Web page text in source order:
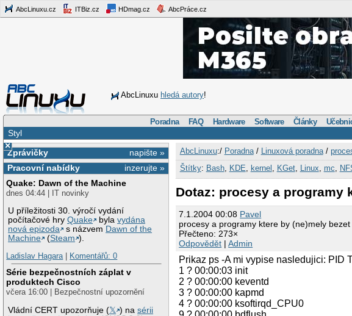
AbcLinuxu.cz ITBiz.cz HDmag.cz AbcPráce.cz
AbcLinuxu hledá autory!
Poradna FAQ Hardware Software Články
Styl
×
napište »
Zprávičky
inzerujte »
Pracovní nabídky
Quake: Dawn of the Machine
dnes 04:44 | IT novinky
U příležitosti 30. výročí vydání
počítačové hryQuake bylavydána
nová epizoda
s názvem Dawn of the
Machine
(Steam ).
Ladislav Hagara| Komentářů: 0
Série bezpečnostních záplat v
produktech Cisco
včera 16:00 | Bezpečnostní upozornění
Vládní CERT upozorňuje (𝕏 ) nasérii
AbcLinuxu:/ Poradna/ Linuxová poradna/
Štítky: Bash, KDE kernel KGet, Linux mc
Dotaz: procesy a programy
7.1.2004 00:08 Pavel
procesy a programy ktere by (ne)mely bezet
Přečteno: 273×
Odpovědět |Admin
Prikaz ps -A mi vypise nasledujici: PID
1 ? 00:00:03 init
2 ? 00:00:00 keventd
3 ? 00:00:00 kapmd
4 ? 00:00:00 ksoftirqd_CPU0